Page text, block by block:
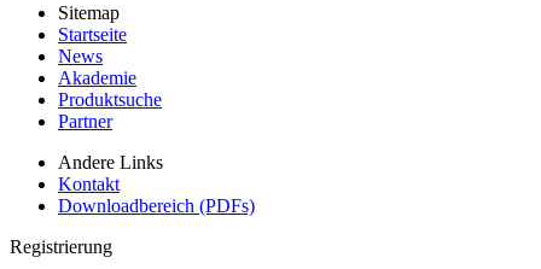
Sitemap
Startseite
News
Akademie
Produktsuche
Partner
Andere Links
Kontakt
Downloadbereich (PDFs)
Registrierung